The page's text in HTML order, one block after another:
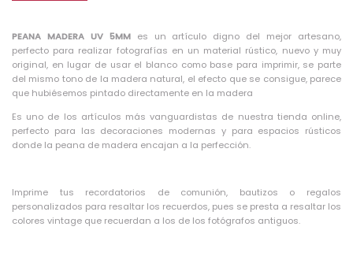
PEANA MADERA UV 5MMes un artículo digno del mejor artesano,
perfecto para realizar fotografías en un material rústico, nuevo y muy
original, en lugar de usar el blanco como base para imprimir, se parte
del mismo tono de la madera natural, el efecto que se consigue, parece
que hubiésemos pintado directamente en la madera
Es uno de los artículos más vanguardistas de nuestra tienda online,
perfecto para las decoraciones modernas y para espacios rústicos
donde la peana de madera encajan a la perfección.
Imprime tus recordatorios de comunión, bautizos o regalos
personalizados para resaltar los recuerdos, pues se presta a resaltar los
colores vintage que recuerdan a los de los fotógrafos antiguos.